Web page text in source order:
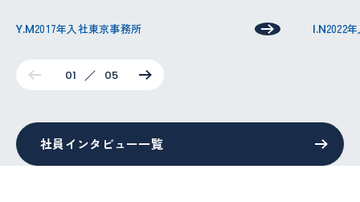
Y.M2017年入社東京事務所 I.N2022
01 05
社員インタビュー一覧